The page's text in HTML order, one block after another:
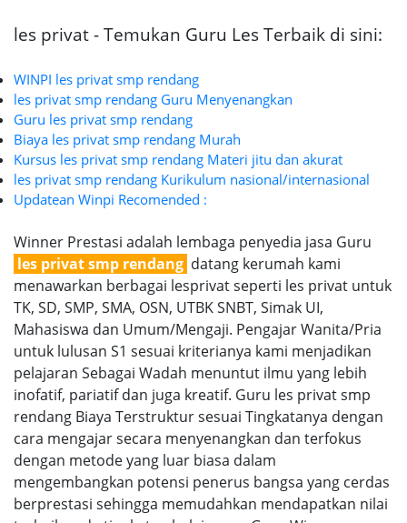
les privat - Temukan Guru Les Terbaik di sini:
WINPI les privat smp rendang
les privat smp rendang Guru Menyenangkan
Guru les privat smp rendang
Biaya les privat smp rendang Murah
Kursus les privat smp rendang Materi jitu dan akurat
les privat smp rendang Kurikulum nasional/internasional
Updatean Winpi Recomended :
Winner Prestasi adalah lembaga penyedia jasa Guru
les privat smp rendang datang kerumah kami
menawarkan berbagai lesprivat seperti les privat untuk
TK, SD, SMP, SMA, OSN, UTBK SNBT, Simak UI,
Mahasiswa dan Umum/Mengaji. Pengajar Wanita/Pria
untuk lulusan S1 sesuai kriterianya kami menjadikan
pelajaran Sebagai Wadah menuntut ilmu yang lebih
inofatif, pariatif dan juga kreatif. Guru les privat smp
rendang Biaya Terstruktur sesuai Tingkatanya dengan
cara mengajar secara menyenangkan dan terfokus
dengan metode yang luar biasa dalam
mengembangkan potensi penerus bangsa yang cerdas
berprestasi sehingga memudahkan mendapatkan nilai